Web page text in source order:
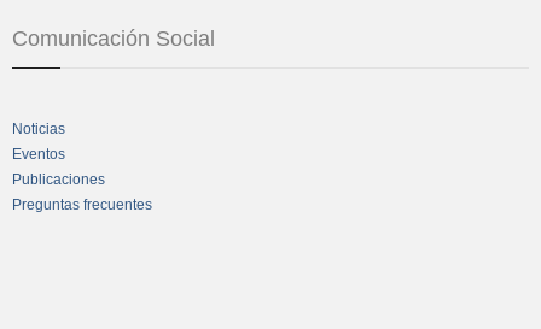
Comunicación Social
Noticias
Eventos
Publicaciones
Preguntas frecuentes